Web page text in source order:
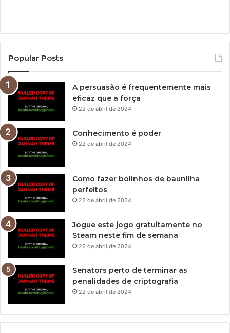
Popular Posts
A persuasão é frequentemente mais
eficaz que a força
22 de abril de 2024
Conhecimento é poder
22 de abril de 2024
Como fazer bolinhos de baunilha
perfeitos
22 de abril de 2024
Jogue este jogo gratuitamente no
Steam neste fim de semana
22 de abril de 2024
Senators perto de terminar as
penalidades de criptografia
22 de abril de 2024